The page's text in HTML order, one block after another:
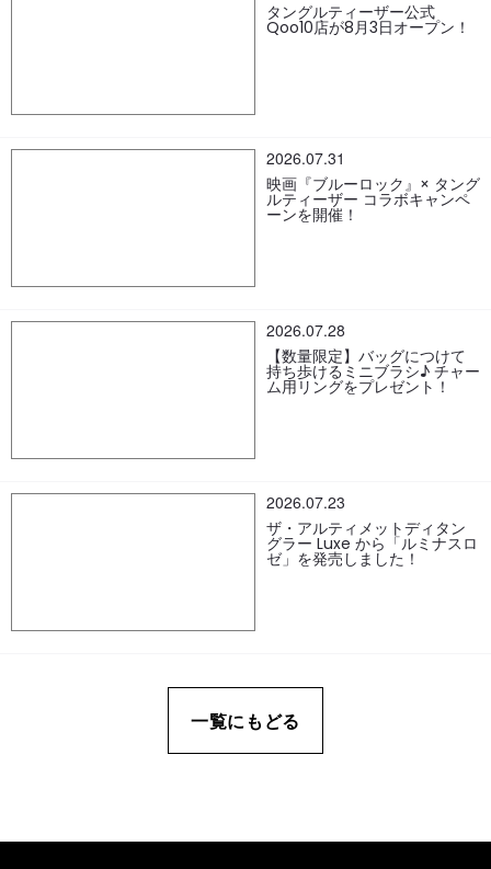
タングルティーザー公式
Qoo10店が8月3日オープン！
2026.07.31
映画『ブルーロック』× タング
ルティーザー コラボキャンペ
ーンを開催！
2026.07.28
【数量限定】バッグにつけて
持ち歩けるミニブラシ♪ チャー
ム用リングをプレゼント！
2026.07.23
ザ・アルティメットディタン
グラー Luxe から「ルミナスロ
ゼ」を発売しました！
一覧にもどる